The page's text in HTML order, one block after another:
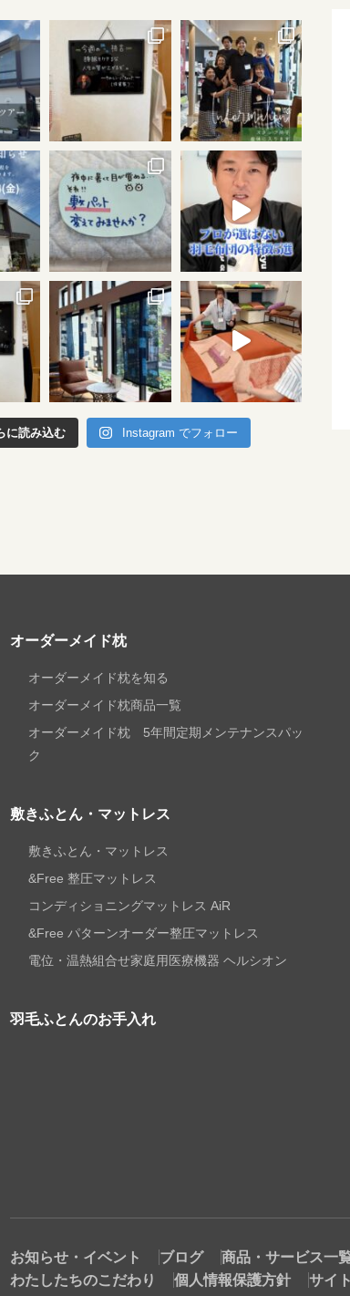
に読み込む Instagram でフォロー
オーダーメイド枕
オーダーメイド枕を知る
オーダーメイド枕商品一覧
オーダーメイド枕 5年間定期メンテナンスパッ
ク
敷きふとん・マットレス
敷きふとん・マットレス
&Free 整圧マットレス
コンディショニングマットレス AiR
&Free パターンオーダー整圧マットレス
電位・温熱組合せ家庭用医療機器 ヘルシオン
羽毛ふとんのお手入れ
お知らせ・イベント ブログ 商品・サービス一
わたしたちのこだわり
個人情報保護方針 サイ